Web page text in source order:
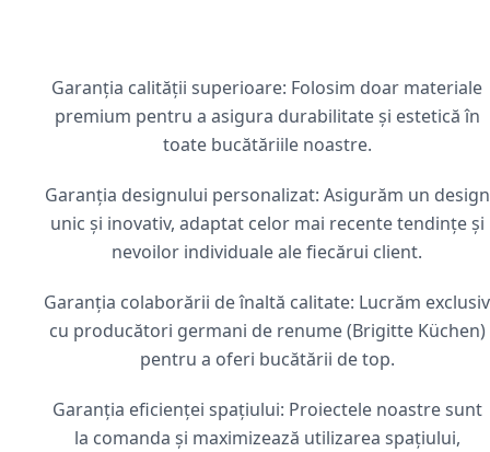
Garanția calității superioare: Folosim doar materiale
premium pentru a asigura durabilitate și estetică în
toate bucătăriile noastre.
Garanția designului personalizat: Asigurăm un design
unic și inovativ, adaptat celor mai recente tendințe și
nevoilor individuale ale fiecărui client.
Garanția colaborării de înaltă calitate: Lucrăm exclusiv
cu producători germani de renume (Brigitte Küchen)
pentru a oferi bucătării de top.
Garanția eficienței spațiului: Proiectele noastre sunt
la comanda și maximizează utilizarea spațiului,